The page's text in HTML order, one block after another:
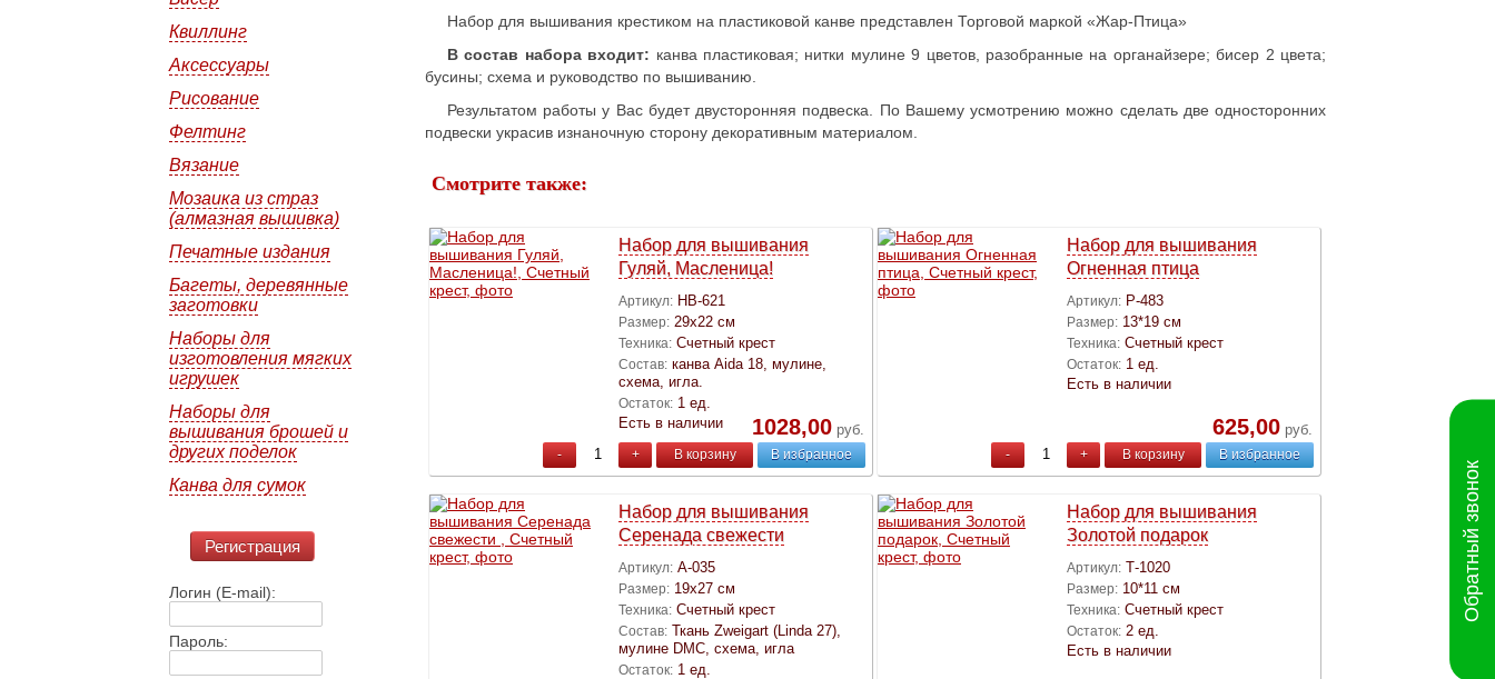
Квиллинг
Аксессуары
Рисование
Фелтинг
Вязание
Мозаика из страз
(алмазная вышивка)
Печатные издания
Багеты, деревянные
заготовки
Наборы для
изготовления мягких
игрушек
Наборы для
вышивания брошей и
других поделок
Канва для сумок
Регистрация
Логин (E-mail):
Пароль:
Набор для вышивания крестиком на пластиковой канве представлен Торговой маркой «Жар-Птица»
В состав набора входит: канва пластиковая; нитки мулине 9 цветов, разобранные на органайзере; бисер 2 цвета;
бусины; схема и руководство по вышиванию.
Результатом работы у Вас будет двусторонняя подвеска. По Вашему усмотрению можно сделать две односторонних
подвески украсив изнаночную сторону декоративным материалом.
Смотрите также:
Набор для вышивания
Гуляй, Масленица!
Артикул: НВ-621
Размер: 29х22 см
Техника: Счетный крест
Состав: канва Aida 18, мулине,
схема, игла.
Остаток: 1 ед.
Есть в наличии
1028,00 руб.
- + В корзину В избранное
Набор для вышивания
Огненная птица
Артикул: Р-483
Размер: 13*19 см
Техника: Счетный крест
Остаток: 1 ед.
Есть в наличии
625,00 руб.
- + В корзину В избранное
Набор для вышивания
Серенада свежести
Артикул: А-035
Размер: 19х27 см
Техника: Счетный крест
Состав: Ткань Zweigart (Linda 27),
мулине DMC, схема, игла
Остаток: 1 ед.
Набор для вышивания
Золотой подарок
Артикул: Т-1020
Размер: 10*11 см
Техника: Счетный крест
Остаток: 2 ед.
Есть в наличии
Обратный звонок